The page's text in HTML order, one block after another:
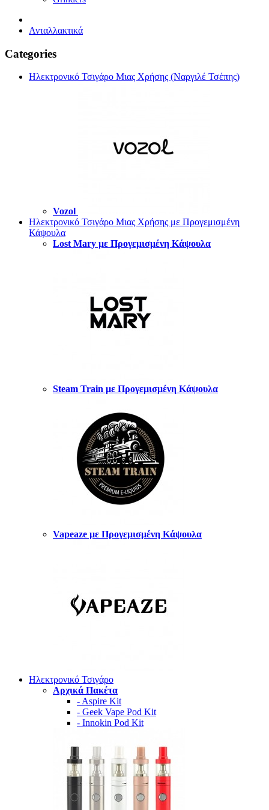
Ανταλλακτικά
Categories
Ηλεκτρονικό Τσιγάρο Μιας Χρήσης (Ναργιλέ Τσέπης)
Vozol
Ηλεκτρονικό Τσιγάρο Μιας Χρήσης με Προγεμισμένη
Κάψουλα
Lost Mary με Προγεμισμένη Κάψουλα
Steam Train με Προγεμισμένη Κάψουλα
Vapeaze με Προγεμισμένη Κάψουλα
Ηλεκτρονικό Τσιγάρο
Αρχικά Πακέτα
- Aspire Kit
- Geek Vape Pod Kit
- Innokin Pod Kit